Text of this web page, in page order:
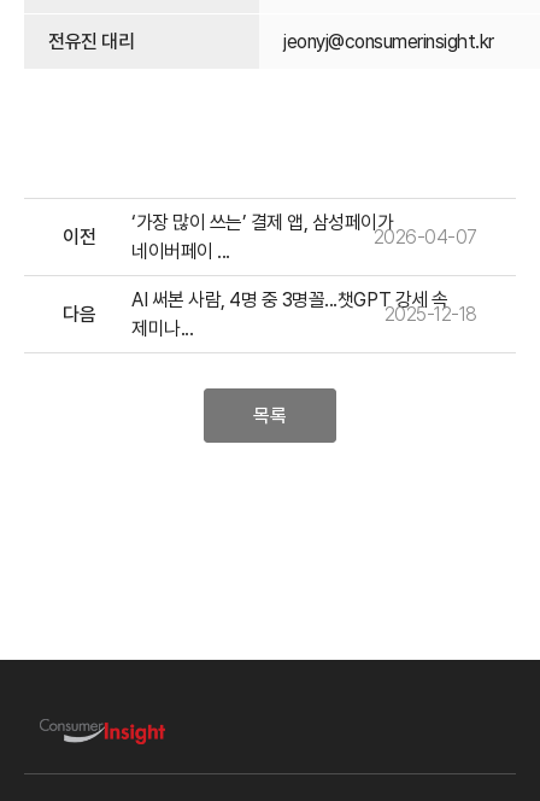
전유진 대리 jeonyj@consumerinsight.kr
이전
‘가장 많이 쓰는’ 결제 앱, 삼성페이가
네이버페이 ...
2026-04-07
다음
AI 써본 사람, 4명 중 3명꼴...챗GPT 강세 속
제미나...
2025-12-18
목록